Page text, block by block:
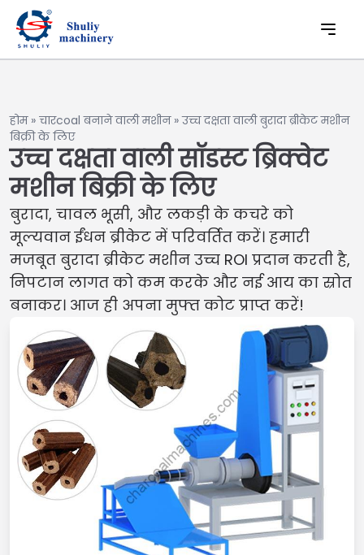
होम» चारcoal बनाने वाली मशीन»उच्च दक्षता वाली बुरादा ब्रीकेट मशीन
बिक्री के लिए
उच्च दक्षता वाली सॉडस्ट ब्रिक्वेट
मशीन बिक्री के लिए
बुरादा, चावल भूसी, और लकड़ी के कचरे को
मूल्यवान ईंधन ब्रीकेट में परिवर्तित करें। हमारी
मजबूत बुरादा ब्रीकेट मशीन उच्च ROI प्रदान करती है,
निपटान लागत को कम करके और नई आय का स्रोत
बनाकर। आज ही अपना मुफ्त कोट प्राप्त करें!